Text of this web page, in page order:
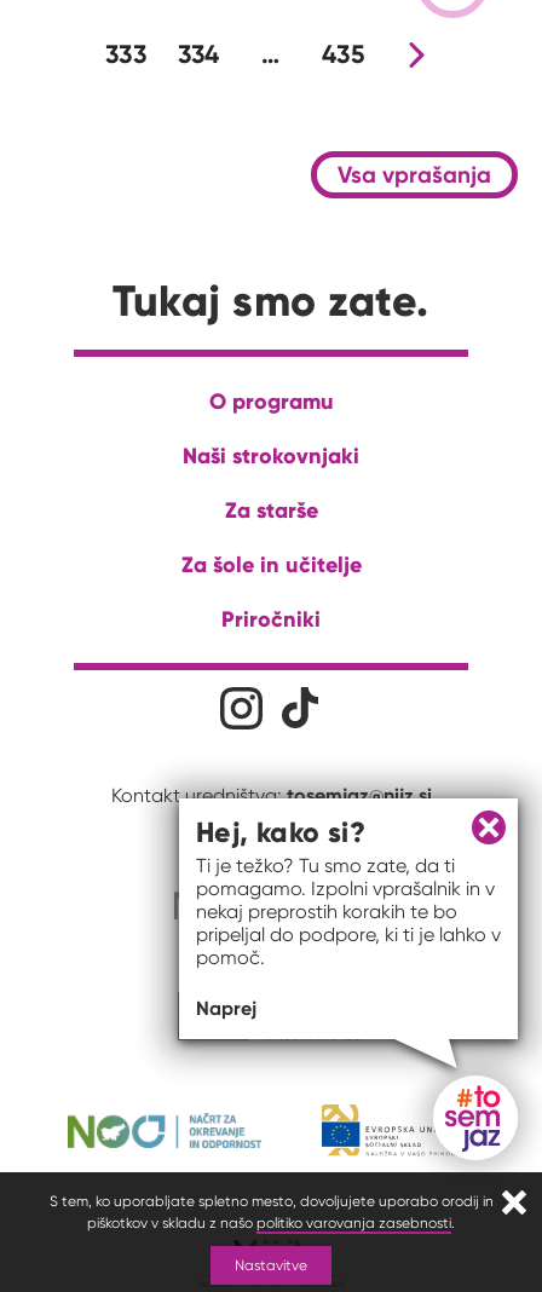
S tem, ko uporabljate spletno mesto, dovoljujete uporabo orodij in
piškotkov v skladu z našo politiko varovanja zasebnosti.
Nastavitve
333 334 … 435Nova stran
Vsa vprašanja
Tukaj smo zate.
O programu
Naši strokovnjaki
Za starše
Za šole in učitelje
Priročniki
Družabna omrežjaNa naš Instagram profil
Kontakt uredništva:tosemjaz@nijz.si
Gumb
Zapri
Hej, kako si?
Ti je težko? Tu smo zate, da ti
pomagamo. Izpolni vprašalnik in v
nekaj preprostih korakih te bo
pripeljal do podpore, ki ti je lahko v
pomoč.
Naprej